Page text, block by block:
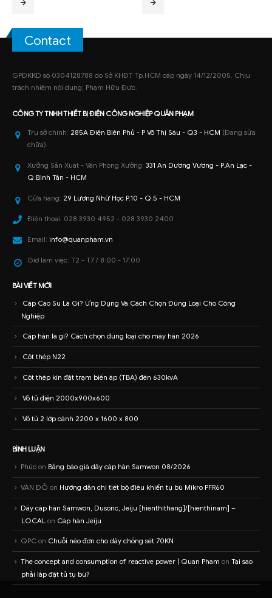
Contact
GPĐKKD số 0304128788 do Sở KHĐT Tp.HCM cấp ngày 14/12/2005. Chịu
trách nhiệm nội dung: Phạm Hữu Đức.
CÔNG TY TNHHTHIẾT BỊ ĐIỆN CÔNG NGHIỆPQUÂN PHẠM
Trụ sở chính: 285A Điện Biên Phủ - P Võ Thị Sáu - Q3 - HCM (Đang sửa
chữa)
Xưởng Sản Xuất - Văn Phòng Xưởng: 331 An Dương Vương - P.An Lạc -
Q.Bình Tân - HCM
Cửa hàng: 29 Lương Nhữ Học P.10 - Q.5 - HCM
Điện thoại: 028 3930 4952 - 028 3930 2400
Email: info@quanpham.vn
Giờ làm việc: T2 - T7 / 8:00 - 17:00
BÀI VIẾT MỚI
Cáp Cao Su Là Gì? Ứng Dụng Và Cách Chọn Đúng Loại Cho Công
Nghiệp
Cáp hàn là gì? Cách chọn đúng loại cho máy hàn 2026
Cột thép N22
Cột thép kín đặt trạm biến áp (TBA) đến 630kvA
Vỏ tủ điện 2000x900x600
Vỏ tủ 2 lớp cánh 2200 x 1600 x 800
BÌNH LUẬN
Phúc on Bảng báo giá dây cáp hàn Samwon 08/2026
VĂN ĐỎ on Hướng dẫn chi tiết bộ điều khiển tụ bù Mikro PFR60
Dây cáp hàn Samwon, Dusonc, Jeiju [hienthithang]/[hienthinam] –
LOCAL on Cáp hàn Jeiju
QPC on Chuỗi néo đơn cho dây chống sét 70KN
The concept and consumption of reactive power | Quan Pham on Tại sao
phải lắp đặt tủ tụ bù?